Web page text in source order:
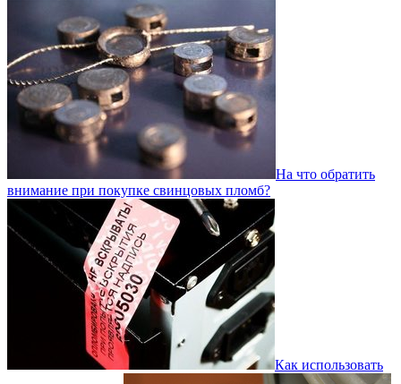
На что обратить
внимание при покупке свинцовых пломб?
Как использовать